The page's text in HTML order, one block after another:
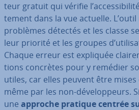
teur gratuit qui vérifie
te­ment dans la vue actuelle.
problèmes détectés et les classe
leur priorité et les groupes
Chaque erreur est expliquée
tions concrètes pour y remédier
utiles, car elles peuvent être
même par les non-dé­ve­lop­peurs.
une approche pratique centrée